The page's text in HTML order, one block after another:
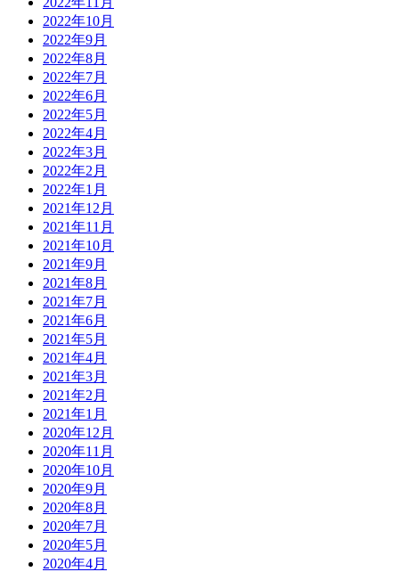
2022年10月
2022年9月
2022年8月
2022年7月
2022年6月
2022年5月
2022年4月
2022年3月
2022年2月
2022年1月
2021年12月
2021年11月
2021年10月
2021年9月
2021年8月
2021年7月
2021年6月
2021年5月
2021年4月
2021年3月
2021年2月
2021年1月
2020年12月
2020年11月
2020年10月
2020年9月
2020年8月
2020年7月
2020年5月
2020年4月